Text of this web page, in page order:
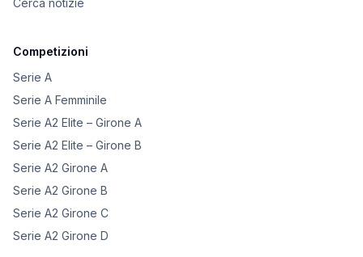
Cerca notizie
Competizioni
Serie A
Serie A Femminile
Serie A2 Elite – Girone A
Serie A2 Elite – Girone B
Serie A2 Girone A
Serie A2 Girone B
Serie A2 Girone C
Serie A2 Girone D